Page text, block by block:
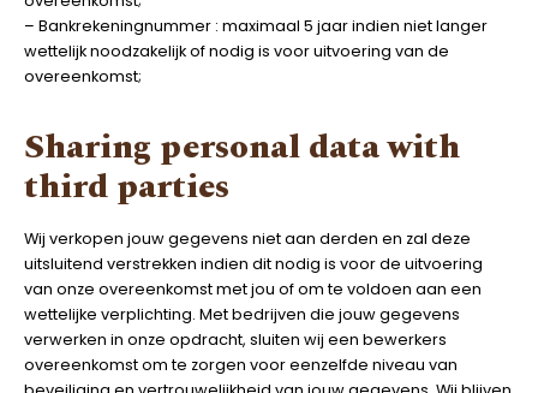
– Bankrekeningnummer : maximaal 5 jaar indien niet langer
wettelijk noodzakelijk of nodig is voor uitvoering van de
overeenkomst;
Sharing personal data with
third parties
Wij verkopen jouw gegevens niet aan derden en zal deze
uitsluitend verstrekken indien dit nodig is voor de uitvoering
van onze overeenkomst met jou of om te voldoen aan een
wettelijke verplichting. Met bedrijven die jouw gegevens
verwerken in onze opdracht, sluiten wij een bewerkers
overeenkomst om te zorgen voor eenzelfde niveau van